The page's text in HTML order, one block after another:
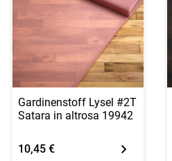
Gardinenstoff Lysel #2T
Satara in altrosa 19942
10,45 €